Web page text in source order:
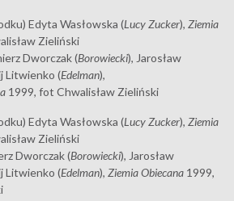
Edyta Wasłowska (Lucy Zucker), Ziemia
Zieliński
Dworczak (Borowiecki), Jarosław
Litwienko (Edelman),
1999, fot Chwalisław Zieliński
Edyta Wasłowska (Lucy Zucker), Ziemia
Zieliński
Dworczak (Borowiecki), Jarosław
Litwienko (Edelman), Ziemia Obiecana 1999,